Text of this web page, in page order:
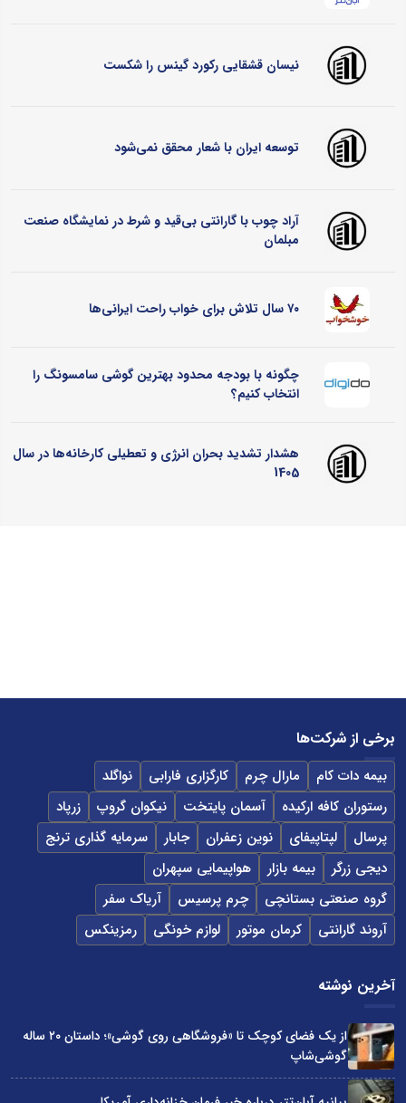
نیسان قشقایی رکورد گینس را شکست
توسعه ایران با شعار محقق نمی‌شود
آراد چوب با گارانتی بی‌قید و شرط در نمایشگاه صنعت
مبلمان
۷۰ سال تلاش برای خواب راحت ایرانی‌ها
چگونه با بودجه محدود بهترین گوشی سامسونگ را
انتخاب کنیم؟
هشدار تشدید بحران انرژی و تعطیلی کارخانه‌ها در سال
1405
برخی از شرکت‌ها
بیمه دات کام مارال چرم کارگزاری فارابی
نواگلد
رستوران کافه ارکیده
آسمان پایتخت نیکوان گروپ
زرپاد
پرسال
لپتاپیفای نوین زعفران جابار
سرمایه گذاری ترنج
دیجی زرگر
بیمه بازار
هواپیمایی سپهران
گروه صنعتی بستانچی
چرم پرسیس
آریاک سفر
آروند گارانتی
کرمان موتور لوازم خونگی رمزینکس
آخرین نوشته
از یک فضای کوچک تا «فروشگاهی روی گوشی»؛ داستان ۲۰ ساله
گوشی‌شاپ